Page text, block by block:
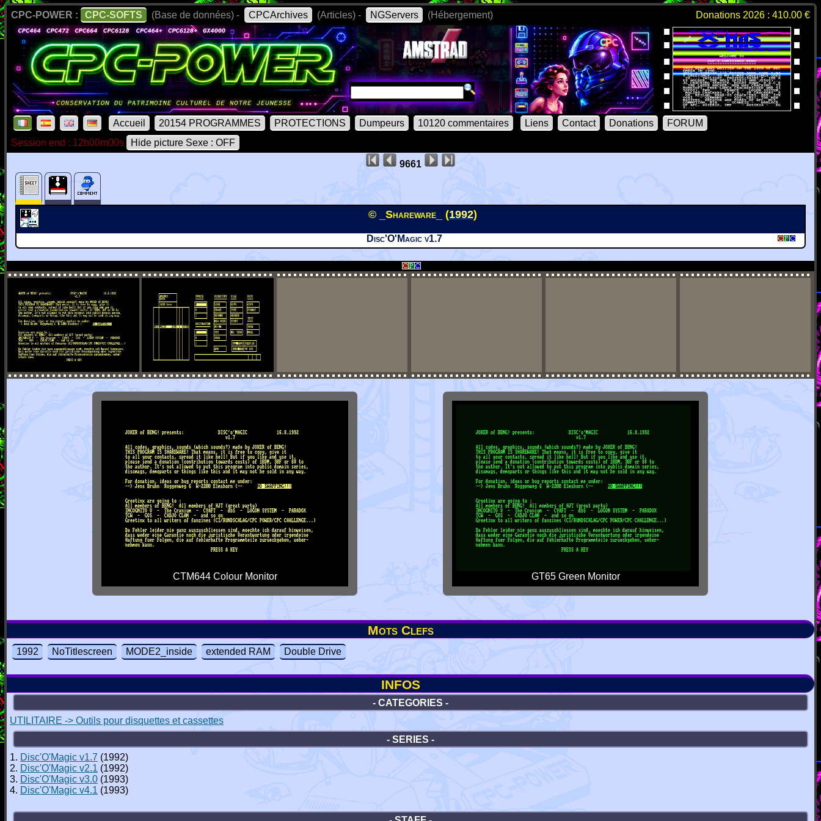
CPC-POWER : CPC-SOFTS (Base de données) - CPCArchives (Articles) - NGServers (Hébergement) Donations 2026 : 410.00 €
Accueil 20154 PROGRAMMES PROTECTIONS Dumpeurs 10120 commentaires Liens Contact Donations
FORUM
Session end : 12h00m00s
Hide picture Sexe : OFF
9661
© _Shareware_ (1992)
Disc'O'Magic v1.7
CTM644 Colour Monitor GT65 Green Monitor
Mots Clefs
1992 NoTitlescreen MODE2_inside extended RAM Double Drive
INFOS
- CATEGORIES -
UTILITAIRE -> Outils pour disquettes et cassettes
- SERIES -
1. Disc'O'Magic v1.7 (1992)
2. Disc'O'Magic v2.1 (1992)
3. Disc'O'Magic v3.0 (1993)
4. Disc'O'Magic v4.1 (1993)